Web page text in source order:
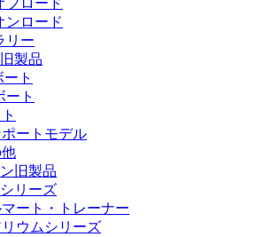
フロード
ンロード
リー
製品
ート
ート
ートモデル
旧製品
リーズ
マート・トレーナー
ウムシリーズ